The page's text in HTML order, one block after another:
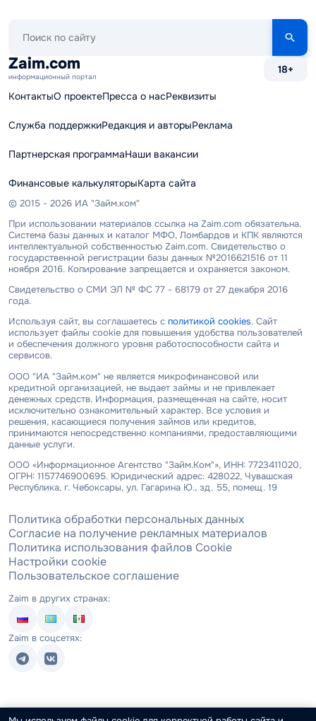
сайту
Zaim.com
информационный портал
18+
КонтактыО проектеПресса о насРеквизиты
Служба поддержкиРедакция и авторыРеклама
Партнерская программаНаши вакансии
Финансовые калькуляторыКарта сайта
© 2015 - 2026 ИА "Займ.ком"
При использовании материалов ссылка на Zaim.com обязательна.
Система базы данных и каталог МФО, Ломбардов и КПК являются
интеллектуальной собственностью Zaim.com. Свидетельство о
государственной регистрации базы данных №2016621516 от 11
ноября 2016. Копирование запрещается и охраняется законом.
Свидетельство о СМИ ЭЛ № ФС 77 - 68179 от 27 декабря 2016
года.
Используя сайт, вы соглашаетесь с политикой cookies. Сайт
использует файлы cookie для повышения удобства пользователей
и обеспечения должного уровня работоспособности сайта и
сервисов.
ООО "ИА "Займ.ком" не является микрофинансовой или
кредитной организацией, не выдает займы и не привлекает
денежных средств. Информация, размещенная на сайте, носит
исключительно ознакомительный характер. Все условия и
решения, касающиеся получения займов или кредитов,
принимаются непосредственно компаниями, предоставляющими
данные услуги.
ООО «Информационное Агентство "Займ.Ком"», ИНН: 7723411020,
ОГРН: 1157746900695. Юридический адрес: 428022, Чувашская
Республика, г. Чебоксары, ул. Гагарина Ю., зд. 55, помещ. 19
Политика обработки персональных данных
Согласие на получение рекламных материалов
Политика использования файлов Cookie
Настройки cookie
Пользовательское соглашение
Zaim в других странах:
Zaim в соцсетях: